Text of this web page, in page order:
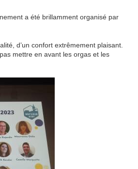
a été brillamment organisé par
d’un confort extrêmement plaisant.
mettre en avant les orgas et les